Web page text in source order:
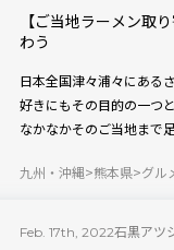
【ご当地ラーメン取
わう
日本全国津々浦々にある
好きにもその目的の一つ
なかなかそのご当地まで
実食レポート！ 毎回人気
九州・沖縄 熊本県 グル
Feb. 17th, 2022石黒アツ